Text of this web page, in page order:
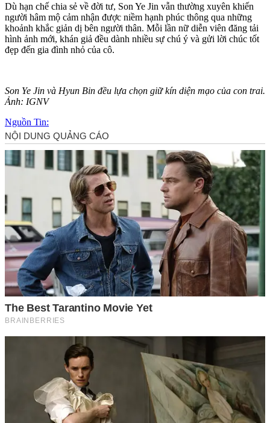
Dù hạn chế chia sẻ về đời tư, Son Ye Jin vẫn thường xuyên khiến
người hâm mộ cảm nhận được niềm hạnh phúc thông qua những
khoảnh khắc giản dị bên người thân. Mỗi lần nữ diễn viên đăng tải
hình ảnh mới, khán giả đều dành nhiều sự chú ý và gửi lời chúc tốt
đẹp đến gia đình nhỏ của cô.
Son Ye Jin và Hyun Bin đều lựa chọn giữ kín diện mạo của con trai.
Ảnh: IGNV
Nguồn Tin: